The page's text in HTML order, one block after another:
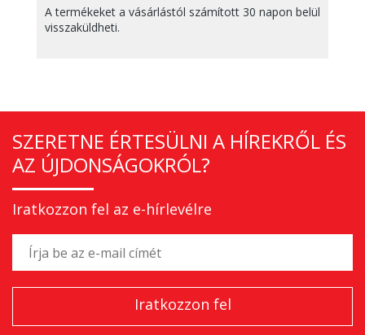
A termékeket a vásárlástól számított 30 napon belül
visszaküldheti.
SZERETNE ÉRTESÜLNI A HÍREKRŐL ÉS
AZ ÚJDONSÁGOKRÓL?
Iratkozzon fel az e-hírlevélre